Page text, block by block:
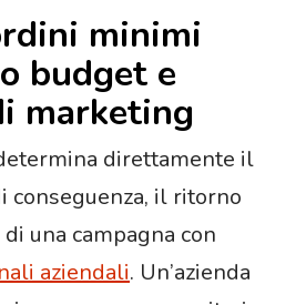
minimi
budget e
marketing
direttamente il
conseguenza, il ritorno
una campagna con
aziendali. Un’azienda